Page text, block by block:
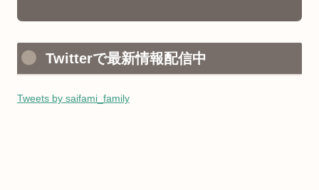
Twitterで最新情報配信中
Tweets by saifami_family